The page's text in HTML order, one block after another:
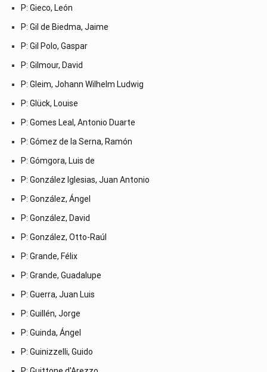
P: Gieco, León
P: Gil de Biedma, Jaime
P: Gil Polo, Gaspar
P: Gilmour, David
P: Gleim, Johann Wilhelm Ludwig
P: Glück, Louise
P: Gomes Leal, Antonio Duarte
P: Gómez de la Serna, Ramón
P: Gómgora, Luis de
P: González Iglesias, Juan Antonio
P: González, Ángel
P: González, David
P: González, Otto-Raúl
P: Grande, Félix
P: Grande, Guadalupe
P: Guerra, Juan Luis
P: Guillén, Jorge
P: Guinda, Ángel
P: Guinizzelli, Guido